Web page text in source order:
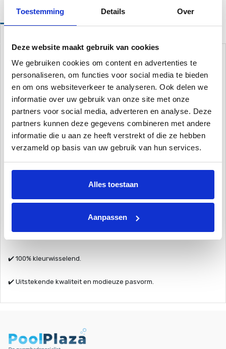
Toestemming Details Over
Deze website maakt gebruik van cookies
We gebruiken cookies om content en advertenties te
personaliseren, om functies voor social media te bieden
en om ons websiteverkeer te analyseren. Ook delen we
informatie over uw gebruik van onze site met onze
partners voor social media, adverteren en analyse. Deze
partners kunnen deze gegevens combineren met andere
informatie die u aan ze heeft verstrekt of die ze hebben
verzameld op basis van uw gebruik van hun services.
Alles toestaan
Aanpassen
Kun je niet kiezen tussen een kleur voor je zwembroek? We kennen
het gevoel ... Daarom bedachten wij iets nieuws, iets unieks.
Zwemshorts die van kleur veranderen als ze nat worden.
Om ervoor te zorgen dat uw zwembroek van kleur verandert, moet
u afkoelen.
iedereen bij staat en laat jezelf en de rest verassen met de
✔️ 100% kleurwisselend.
✔️ Uitstekende kwaliteit en modieuze pasvorm.